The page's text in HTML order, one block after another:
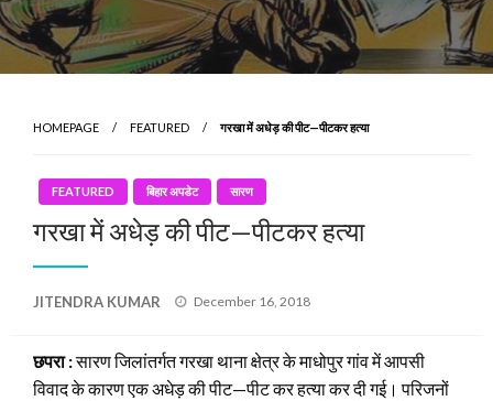
HOMEPAGE FEATURED गरखा में अधेड़ की पीट—पीटकर हत्या
FEATURED बिहार अपडेट सारण
गरखा में अधेड़ की पीट—पीटकर हत्या
JITENDRA KUMAR
Posted
December 16, 2018
छपरा :सारण जिलांतर्गत गरखा थाना क्षेत्र के माधोपुर गांव में आपसी
विवाद के कारण एक अधेड़ की पीट—पीट कर हत्या कर दी गई। परिजनों